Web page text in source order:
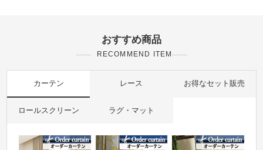
おすすめ商品
RECOMMEND ITEM
カーテン レース お得なセット販売
ロールスクリーン ラグ・マット